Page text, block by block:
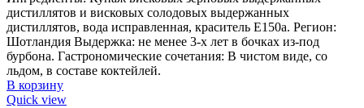
дистиллятов и висковых солодовых выдержанных
дистиллятов, вода исправленная, краситель Е150а. Регион:
Шотландия Выдержка: не менее 3-х лет в бочках из-под
бурбона. Гастрономические сочетания: В чистом виде, со
льдом, в составе коктейлей.
В корзину
Quick view